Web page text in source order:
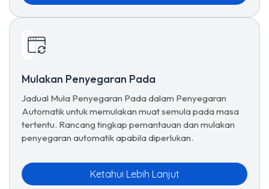
Mulakan Penyegaran Pada
Jadual Mula Penyegaran Pada dalam Penyegaran
Automatik untuk memulakan muat semula pada masa
tertentu. Rancang tingkap pemantauan dan mulakan
penyegaran automatik apabila diperlukan.
Ketahui Lebih Lanjut